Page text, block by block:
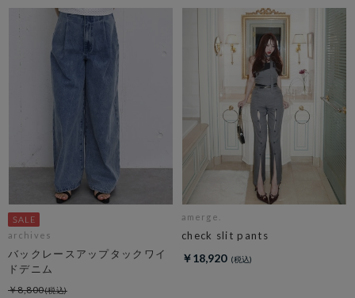
archives
バックレースアップタックワイ
ドデニム
￥8,800
amerge.
check slit pants
￥18,920